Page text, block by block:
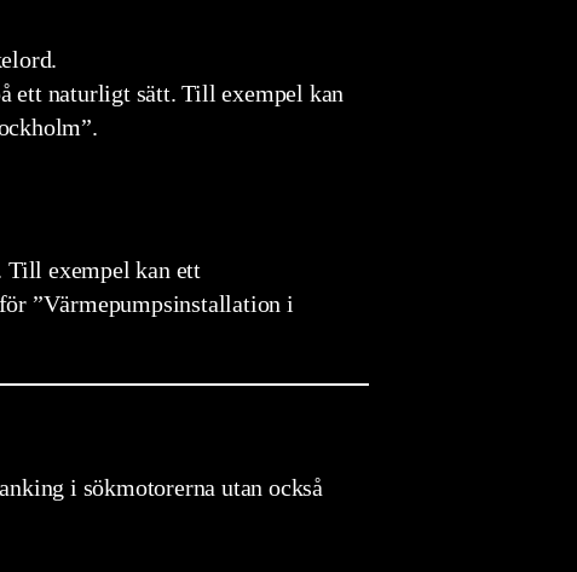
ett naturligt sätt. Till exempel kan
Till exempel kan ett
”Värmepumpsinstallation i
i sökmotorerna utan också